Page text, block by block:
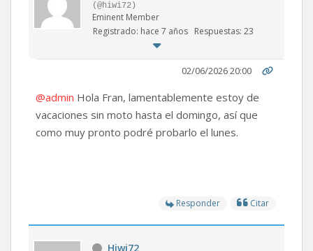
(@hiwi72)
Eminent Member
Registrado: hace 7 años Respuestas: 23
02/06/2026 20:00
@admin Hola Fran, lamentablemente estoy de
vacaciones sin moto hasta el domingo, así que
como muy pronto podré probarlo el lunes.
Responder Citar
Hiwi72